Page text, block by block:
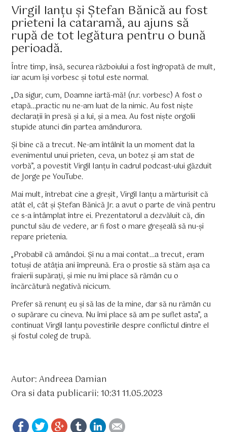
Virgil Ianțu și Ștefan Bănică au fost
prieteni la cataramă, au ajuns să
rupă de tot legătura pentru o bună
perioadă.
Între timp, însă, securea războiului a fost îngropată de mult,
iar acum își vorbesc și totul este normal.
„Da sigur, cum, Doamne iartă-mă! (n.r. vorbesc) A fost o
etapă…practic nu ne-am luat de la nimic. Au fost niște
declarații în presă și a lui, și a mea. Au fost niște orgolii
stupide atunci din partea amândurora.
Și bine că a trecut. Ne-am întâlnit la un moment dat la
evenimentul unui prieten, ceva, un botez și am stat de
vorbă”, a povestit Virgil Ianțu în cadrul podcast-ului găzduit
de Jorge pe YouTube.
Mai mult, întrebat cine a greșit, Virgil Ianțu a mărturisit că
atât el, cât și Ștefan Bănică Jr. a avut o parte de vină pentru
ce s-a întâmplat între ei. Prezentatorul a dezvăluit că, din
punctul său de vedere, ar fi fost o mare greșeală să nu-și
repare prietenia.
„Probabil că amândoi. Și nu a mai contat…a trecut, eram
totuși de atâția ani împreună. Era o prostie să stăm așa ca
fraierii supărați, și mie nu îmi place să rămân cu o
încărcătură negativă nicicum.
Prefer să renunț eu și să las de la mine, dar să nu rămân cu
o supărare cu cineva. Nu îmi place să am pe suflet asta”, a
continuat Virgil Ianțu povestirile despre conflictul dintre el
și fostul coleg de trupă.
Autor: Andreea Damian
Ora si data publicarii: 10:31 11.05.2023